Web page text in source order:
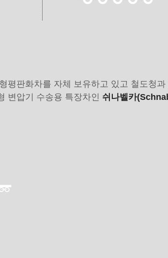
판화차를 자체 보유하고 있고 철도청
변압기 수송용 특장차인 쉬나벨카